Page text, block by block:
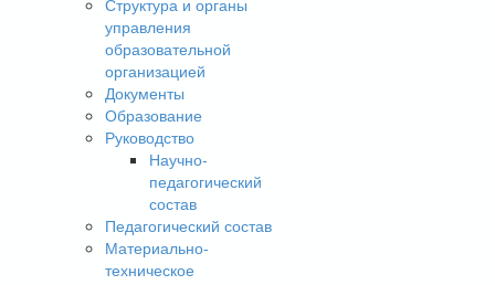
Структура и органы
управления
образовательной
организацией
Документы
Образование
Руководство
Научно-
педагогический
состав
Педагогический состав
Материально-
техническое